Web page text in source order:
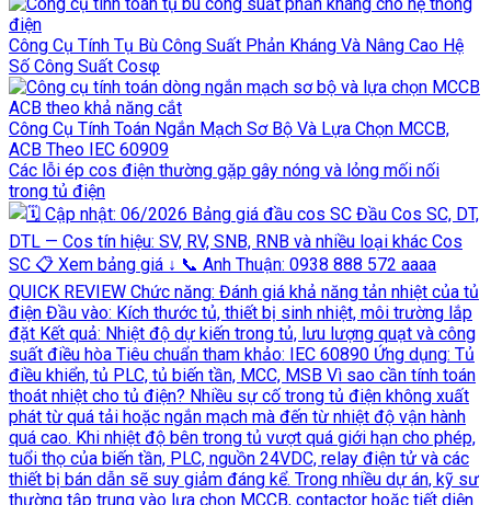
Công Cụ Tính Tụ Bù Công Suất Phản Kháng Và Nâng Cao Hệ
Số Công Suất Cosφ
Công Cụ Tính Toán Ngắn Mạch Sơ Bộ Và Lựa Chọn MCCB,
ACB Theo IEC 60909
Các lỗi ép cos điện thường gặp gây nóng và lỏng mối nối
trong tủ điện